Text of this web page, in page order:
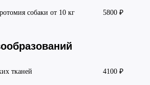
собаки от 10 кг 5800 ₽
тканей 4100 ₽